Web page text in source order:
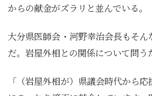
からの献金がズラリと並んでいる。
大分県医師会・河野幸治会長もそん
だ。岩屋外相との関係について問う
「（岩屋外相が）県議会時代から